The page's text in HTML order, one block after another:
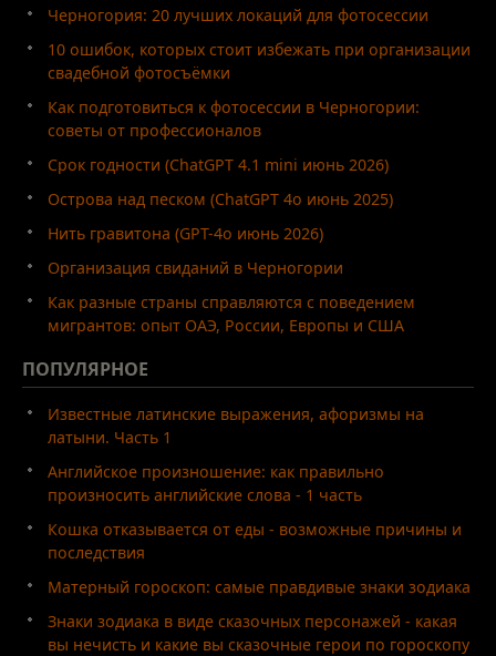
Черногория: 20 лучших локаций для фотосессии
10 ошибок, которых стоит избежать при организации
свадебной фотосъёмки
Как подготовиться к фотосессии в Черногории:
советы от профессионалов
Срок годности (ChatGPT 4.1 mini июнь 2026)
Острова над песком (ChatGPT 4o июнь 2025)
Нить гравитона (GPT-4o июнь 2026)
Организация свиданий в Черногории
Как разные страны справляются с поведением
мигрантов: опыт ОАЭ, России, Европы и США
ПОПУЛЯРНОЕ
Известные латинские выражения, афоризмы на
латыни. Часть 1
Английское произношение: как правильно
произносить английские слова - 1 часть
Кошка отказывается от еды - возможные причины и
последствия
Матерный гороскоп: самые правдивые знаки зодиака
Знаки зодиака в виде сказочных персонажей - какая
вы нечисть и какие вы сказочные герои по гороскопу